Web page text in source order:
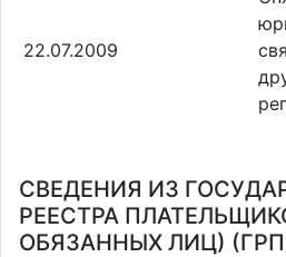
22.07.2009
СВЕДЕНИЯ ИЗ
РЕЕСТРА
ОБЯЗАННЫХ ЛИЦ)